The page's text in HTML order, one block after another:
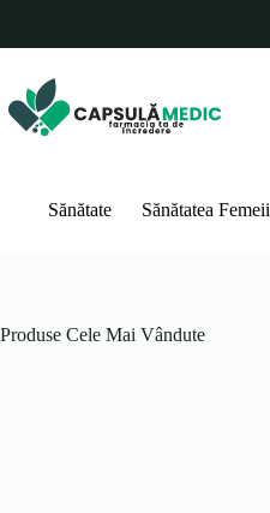
conținut
Sănătate Sănătatea Femeii
Produse Cele Mai Vândute